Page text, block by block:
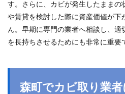
す。さらに、カビが発生したままの
や賃貸を検討した際に資産価値が下
ん。早期に専門の業者へ相談し、
を長持ちさせるためにも非常に重要
森町でカビ取り業